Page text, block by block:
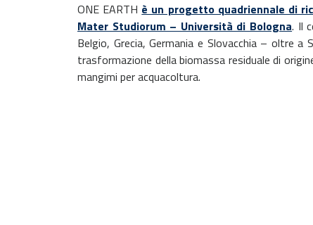
ONE EARTH è un progetto quadriennale di
Mater Studiorum – Università di Bologna. Il
Belgio, Grecia, Germania e Slovacchia – oltre
trasformazione della biomassa residuale di
mangimi per acquacoltura.